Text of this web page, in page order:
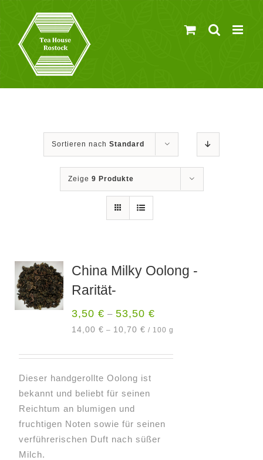
springen
Sortieren nach Standard
Zeige 9 Produkte
China Milky Oolong -
Rarität-
3,50€ –53,50€
14,00€ – 10,70€ / 100 g
Dieser handgerollte Oolong ist
bekannt und beliebt für seinen
Reichtum an blumigen und
fruchtigen Noten sowie für seinen
verführerischen Duft nach süßer
Milch.